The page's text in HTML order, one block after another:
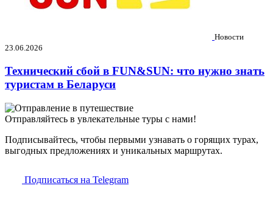
Новости
23.06.2026
Технический сбой в FUN&SUN: что нужно знать
туристам в Беларуси
Отправляйтесь в увлекательные туры с нами!
Подписывайтесь, чтобы первыми узнавать о горящих турах,
выгодных предложениях и уникальных маршрутах.
Подписаться на Telegram